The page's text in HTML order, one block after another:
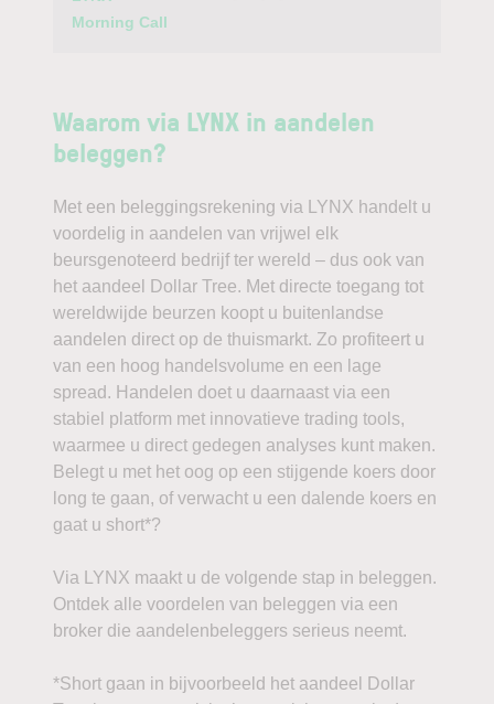
Morning Call
Waarom via LYNX in aandelen
beleggen?
Met een beleggingsrekening via LYNX handelt u
voordelig in aandelen van vrijwel elk
beursgenoteerd bedrijf ter wereld – dus ook van
het aandeel Dollar Tree. Met directe toegang tot
wereldwijde beurzen koopt u buitenlandse
aandelen direct op de thuismarkt. Zo profiteert u
van een hoog handelsvolume en een lage
spread. Handelen doet u daarnaast via een
stabiel platform met innovatieve trading tools,
waarmee u direct gedegen analyses kunt maken.
Belegt u met het oog op een stijgende koers door
long te gaan, of verwacht u een dalende koers en
gaat u short*?
Via LYNX maakt u de volgende stap in beleggen.
Ontdek alle voordelen van beleggen via een
broker die aandelenbeleggers serieus neemt.
*Short gaan in bijvoorbeeld het aandeel Dollar